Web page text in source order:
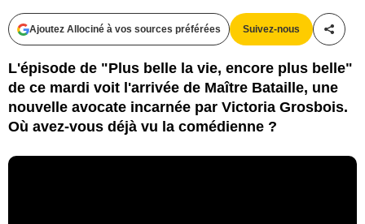
Ajoutez Allociné à vos sources préférées Suivez-nous
L'épisode de "Plus belle la vie, encore plus belle"
de ce mardi voit l'arrivée de Maître Bataille, une
nouvelle avocate incarnée par Victoria Grosbois.
Où avez-vous déjà vu la comédienne ?